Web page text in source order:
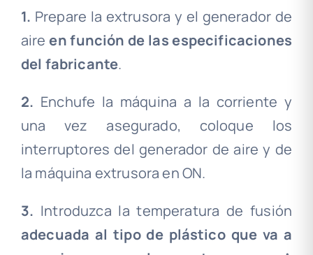
1. Prepare la extrusora y el generador de
aire en función de las especificaciones
del fabricante.
2. Enchufe la máquina a la corriente y
una vez asegurado, coloque los
interruptores del generador de aire y de
la máquina extrusora en ON.
3. Introduzca la temperatura de fusión
adecuada al tipo de plástico que va a